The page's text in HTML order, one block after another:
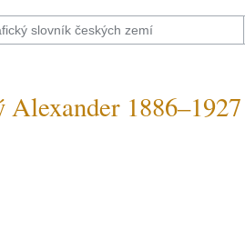
1886–1927